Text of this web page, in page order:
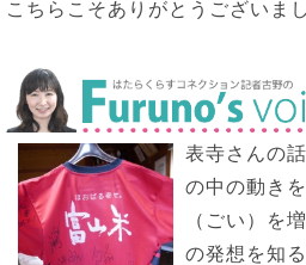
こちらこそありがとうございまし
表寺さんの
の中の動き
（ごい）を
の発想を知